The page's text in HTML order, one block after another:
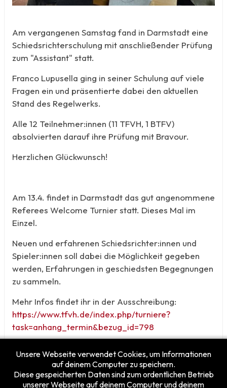
Am vergangenen Samstag fand in Darmstadt eine
Schiedsrichterschulung mit anschließender Prüfung
zum "Assistant" statt.
Franco Lupusella ging in seiner Schulung auf viele
Fragen ein und präsentierte dabei den aktuellen
Stand des Regelwerks.
Alle 12 Teilnehmer:innen (11 TFVH, 1 BTFV)
absolvierten darauf ihre Prüfung mit Bravour.
Herzlichen Glückwunsch!
Am 13.4. findet in Darmstadt das gut angenommene
Referees Welcome Turnier statt. Dieses Mal im
Einzel.
Neuen und erfahrenen Schiedsrichter:innen und
Spieler:innen soll dabei die Möglichkeit gegeben
werden, Erfahrungen in geschiedsten Begegnungen
zu sammeln.
Mehr Infos findet ihr in der Ausschreibung:
https://www.tfvh.de/index.php/turniere?
task=anhang_termin&bezug_id=798
Unsere Webseite verwendet Cookies, um Informationen
auf deinem Computer zu speichern.
Diese gespeicherten Daten sind zum ordentlichen Betrieb
unserer Webseite auf deinem Computer und deinem